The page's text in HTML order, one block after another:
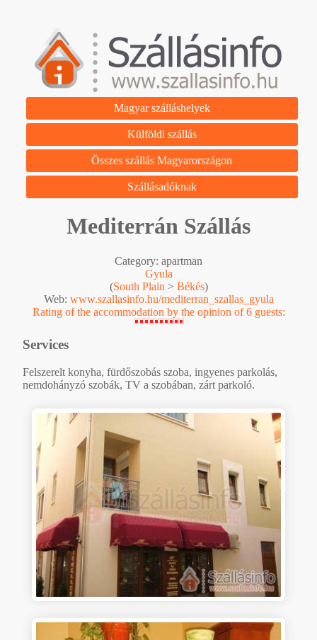
Magyar szálláshelyek
Külföldi szállás
Összes szállás Magyarországon
Szállásadóknak
Mediterrán Szállás
Category: apartman
Gyula
(South Plain > Békés)
Web: www.szallasinfo.hu/mediterran_szallas_gyula
Rating of the accommodation by the opinion of 6 guests:
Services
Felszerelt konyha, fürdőszobás szoba, ingyenes parkolás,
nemdohányzó szobák, TV a szobában, zárt parkoló.